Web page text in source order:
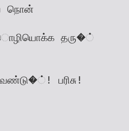
நொன்
தரு�்
பரிசு!